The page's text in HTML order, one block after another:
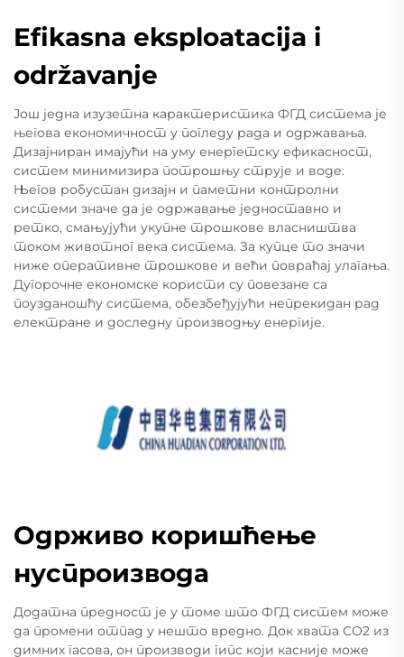
Efikasna eksploatacija i
održavanje
Још једна изузетна карактеристика ФГД система је
његова економичност у погледу рада и одржавања.
Дизајниран имајући на уму енергетску ефикасност,
систем минимизира потрошњу струје и воде.
Његов робустан дизајн и паметни контролни
системи значе да је одржавање једноставно и
ретко, смањујући укупне трошкове власништва
током животног века система. За купце то значи
ниже оперативне трошкове и већи повраћај улагања.
Дугорочне економске користи су повезане са
поузданошћу система, обезбеђујући непрекидан рад
електране и доследну производњу енергије.
Одрживо коришћење
нуспроизвода
Додатна предност је у томе што ФГД систем може
да промени отпад у нешто вредно. Док хвата СО2 из
димних гасова, он производи гипс који касније може